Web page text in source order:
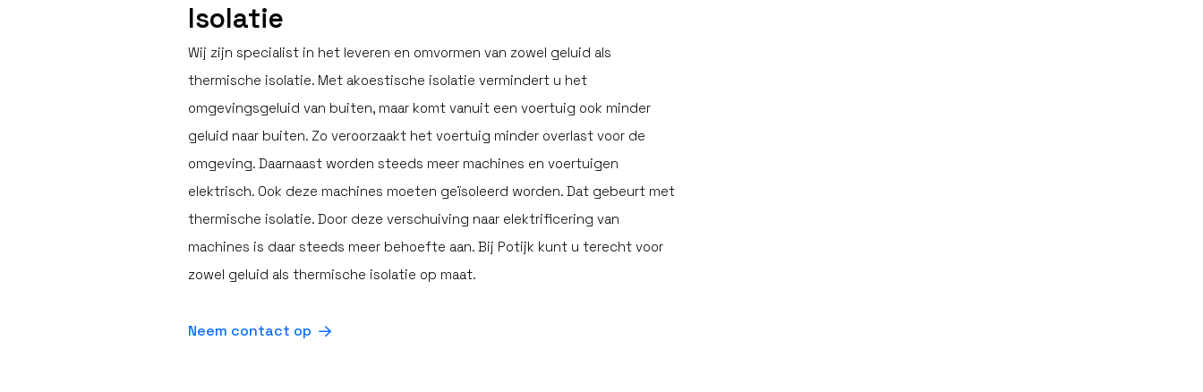
Isolatie
Wij zijn specialist in het leveren en omvormen van zowel geluid als
thermische isolatie. Met akoestische isolatie vermindert u het
omgevingsgeluid van buiten, maar komt vanuit een voertuig ook minder
geluid naar buiten. Zo veroorzaakt het voertuig minder overlast voor de
omgeving. Daarnaast worden steeds meer machines en voertuigen
elektrisch. Ook deze machines moeten geïsoleerd worden. Dat gebeurt met
thermische isolatie. Door deze verschuiving naar elektrificering van
machines is daar steeds meer behoefte aan. Bij Potijk kunt u terecht voor
zowel geluid als thermische isolatie op maat.
Neem contact op